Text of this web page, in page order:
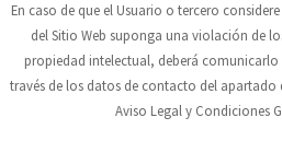
En caso de que el Usuario o tercero
del Sitio Web suponga una violación de
propiedad intelectual, deberá
través de los datos de contacto del apartado
Aviso Legal y Condiciones